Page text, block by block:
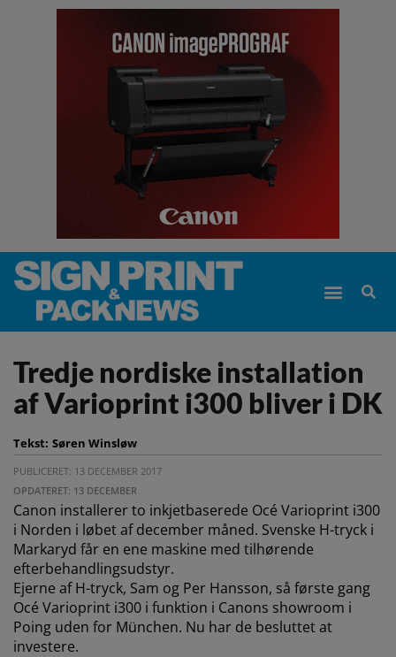
Tredje nordiske installation
af Varioprint i300 bliver i DK
Tekst: Søren Winsløw
PUBLICERET: 13 DECEMBER 2017
OPDATERET: 13 DECEMBER
Canon installerer to inkjetbaserede Océ Varioprint i300
i Norden i løbet af december måned. Svenske H-tryck i
Markaryd får en ene maskine med tilhørende
efterbehandlingsudstyr.
Ejerne af H-tryck, Sam og Per Hansson, så første gang
Océ Varioprint i300 i funktion i Canons showroom i
Poing uden for München. Nu har de besluttet at
investere.